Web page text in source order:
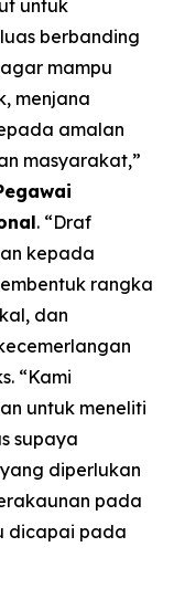
untuk
berbanding
mampu
menjana
amalan
masyarakat,”
. “Draf
kepada
rangka
dan
“Kami
untuk meneliti
supaya
diperlukan
pada
dicapai pada